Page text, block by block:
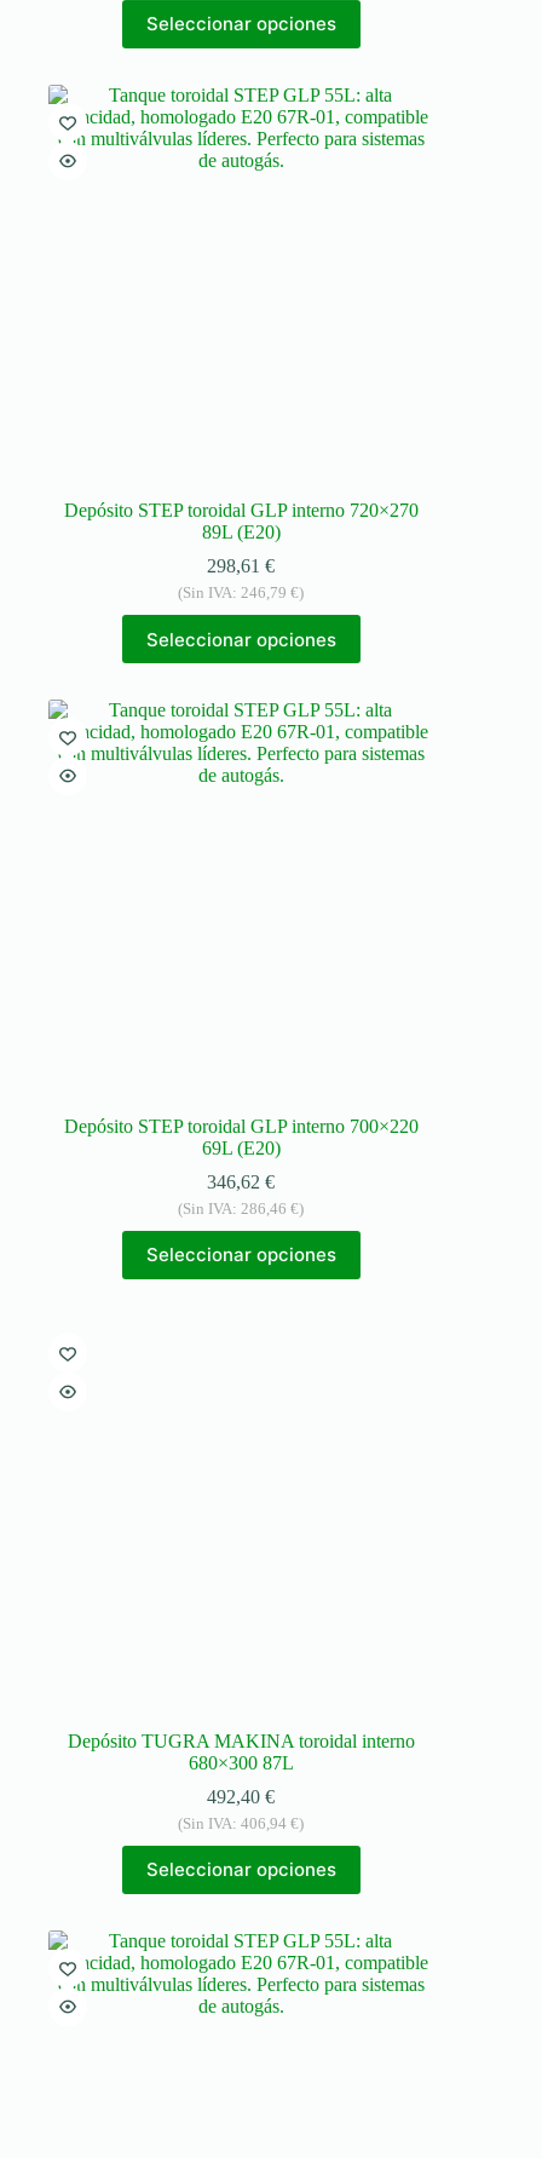
Seleccionar opciones
Depósito STEP toroidal GLP interno 720×270
89L (E20)
298,61€
(Sin IVA:246,79€)
Seleccionar opciones
Depósito STEP toroidal GLP interno 700×220
69L (E20)
346,62€
(Sin IVA: 286,46€)
Seleccionar opciones
Depósito TUGRA MAKINA toroidal interno
680×300 87L
492,40€
(Sin IVA:406,94€)
Seleccionar opciones